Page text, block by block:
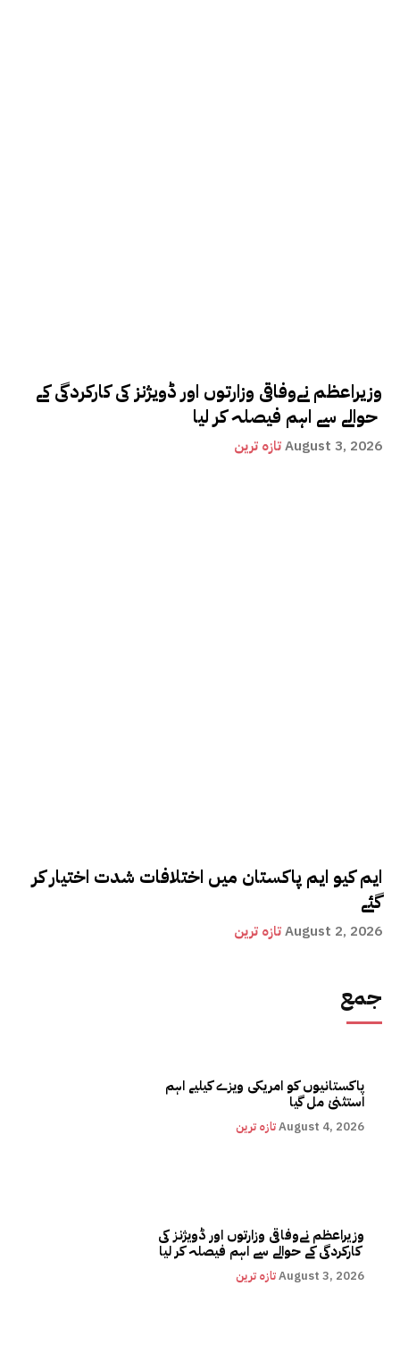
وزیراعظم نےوفاقی وزارتوں اور ڈویژنز کی کارکردگی کے
تازہ ترینAugust 3, 2026
ایم کیو ایم پاکستان میں اختلافات شدت اختیار کر
گئے
تازہ ترینAugust 2, 2026
جمع
پاکستانیوں کو امریکی ویزے کیلیے اہم
استثنیٰ مل گیا
تازہ ترینAugust 4, 2026
وزیراعظم نےوفاقی وزارتوں اور ڈویژنز کی
کارکردگی کے حوالے سے اہم فیصلہ کر لیا
تازہ ترینAugust 3, 2026